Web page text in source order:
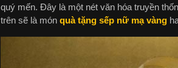
quý mến. Đây là một nét văn hóa truyền
trên sẽ là món quà tặng sếp nữ mạ vàng